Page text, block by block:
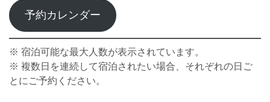
予約カレンダー
※ 宿泊可能な最大人数が表示されています。
※ 複数日を連続して宿泊されたい場合、それぞれの日ご
とにご予約ください。